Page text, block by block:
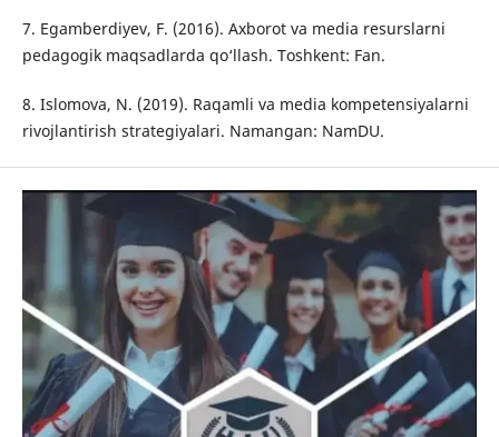
7. Egamberdiyev, F. (2016). Axborot va media resurslarni
pedagogik maqsadlarda qo‘llash. Toshkent: Fan.
8. Islomova, N. (2019). Raqamli va media kompetensiyalarni
rivojlantirish strategiyalari. Namangan: NamDU.